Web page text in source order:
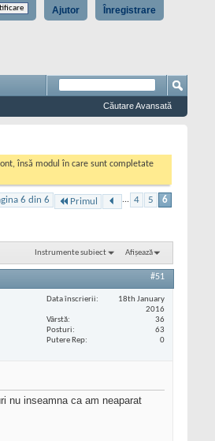
Înregistrare
Ajutor
Căutare Avansată
însă modul în care sunt completate
6 din 6 Primul ... 4 5 6
Instrumente subiect Afișează
#51
Data înscrierii
18th January
2016
Vârstă
36
Posturi
63
Putere Rep
0
nu inseamna ca am neaparat